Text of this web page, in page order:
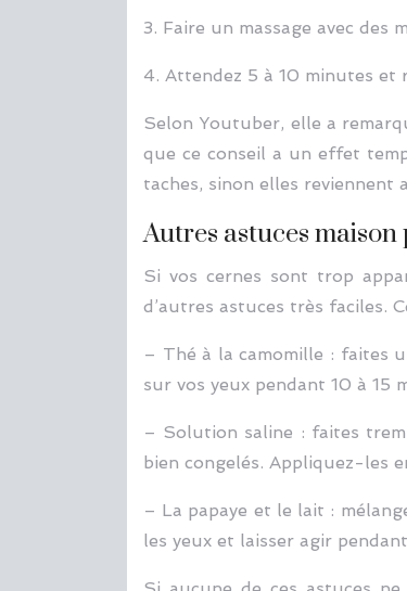
3. Faire un massage avec des
4. Attendez 5 à 10 minutes et
Selon Youtuber, elle a
que ce conseil a un effet
taches, sinon elles reviennent
Autres astuces
Si vos cernes sont trop
d’autres astuces très faciles.
– Thé à la camomille : faites
sur vos yeux pendant 10 à 15
– Solution saline : faites
bien congelés. Appliquez-les
– La papaye et le lait :
les yeux et laisser agir